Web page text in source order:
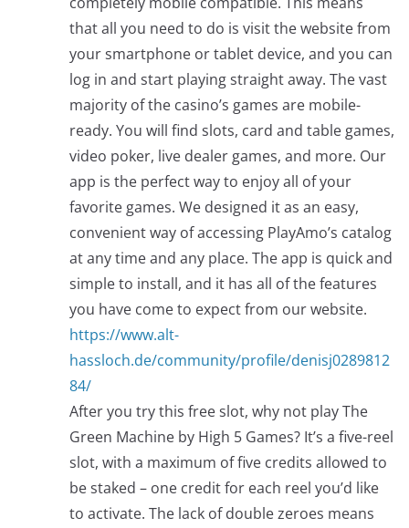
that all you need to do is visit the website from
your smartphone or tablet device, and you can
log in and start playing straight away. The vast
majority of the casino’s games are mobile-
ready. You will find slots, card and table games,
video poker, live dealer games, and more. Our
app is the perfect way to enjoy all of your
favorite games. We designed it as an easy,
convenient way of accessing PlayAmo’s catalog
at any time and any place. The app is quick and
simple to install, and it has all of the features
you have come to expect from our website.
https://www.alt-
hassloch.de/community/profile/denisj0289812
84/
After you try this free slot, why not play The
Green Machine by High 5 Games? It’s a five-reel
slot, with a maximum of five credits allowed to
be staked – one credit for each reel you’d like
to activate. The lack of double zeroes means